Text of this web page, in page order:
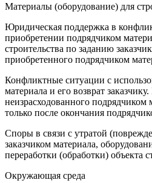
Материалы (оборудование) для
Юридическая поддержка в
приобретении подрядчиком
строительства по заданию
приобретенного подрядчиком
Конфликтные ситуации с
материала и его возврат
неизрасходованного подрядчиком
только после окончания
Споры в связи с утратой
заказчиком материала,
переработки (обработки) объекта
Окружающая среда